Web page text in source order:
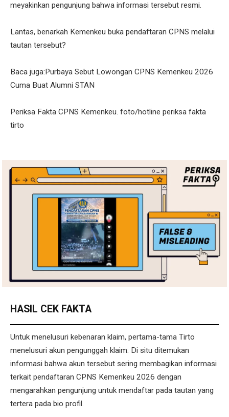
meyakinkan pengunjung bahwa informasi tersebut resmi.
Lantas, benarkah Kemenkeu buka pendaftaran CPNS melalui
tautan tersebut?
Baca juga:Purbaya Sebut Lowongan CPNS Kemenkeu 2026
Cuma Buat Alumni STAN
Periksa Fakta CPNS Kemenkeu. foto/hotline periksa fakta
tirto
HASIL CEK FAKTA
Untuk menelusuri kebenaran klaim, pertama-tama Tirto
menelusuri akun pengunggah klaim. Di situ ditemukan
informasi bahwa akun tersebut sering membagikan informasi
terkait pendaftaran CPNS Kemenkeu 2026 dengan
mengarahkan pengunjung untuk mendaftar pada tautan yang
tertera pada bio profil.